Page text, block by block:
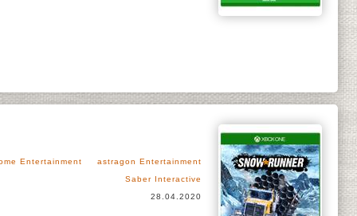
Entertainment
astragon Entertainment
Saber Interactive
28.04.2020